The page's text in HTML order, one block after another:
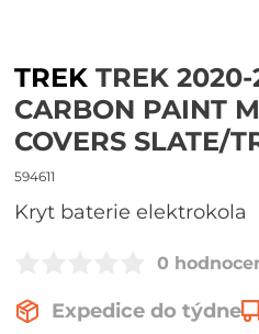
TREK TREK
CARBON PAINT
COVERS SLATE/
594611
Kryt baterie elektrokola
0
Expedice do týdne